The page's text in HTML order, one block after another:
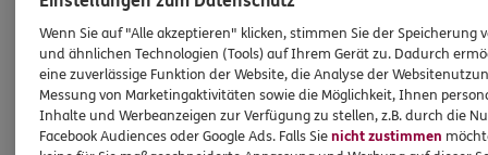
Kfz-Versicherung
Krankenversicherung
Versicherungen für den privaten Bedarf
Wenn Sie auf "Alle akzeptieren" klicken, stimmen Sie der Speicherung
und ähnlichen Technologien (Tools) auf Ihrem Gerät zu. Dadurch
eine zuverlässige Funktion der Website, die Analyse der
Messung von Marketingaktivitäten sowie die Möglichkeit, Ihnen
Inhalte und Werbeanzeigen zur Verfügung zu stellen, z.B. durch die
Facebook Audiences oder Google Ads. Falls Sienicht zustimmen